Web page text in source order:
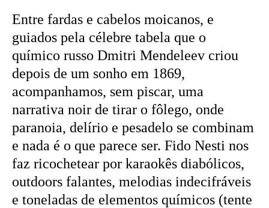
Entre fardas e cabelos moicanos, e
guiados pela célebre tabela que o
químico russo Dmitri Mendeleev criou
depois de um sonho em 1869,
acompanhamos, sem piscar, uma
narrativa noir de tirar o fôlego, onde
paranoia, delírio e pesadelo se combinam
e nada é o que parece ser. Fido Nesti nos
faz ricochetear por karaokês diabólicos,
outdoors falantes, melodias indecifráveis
e toneladas de elementos químicos (tente